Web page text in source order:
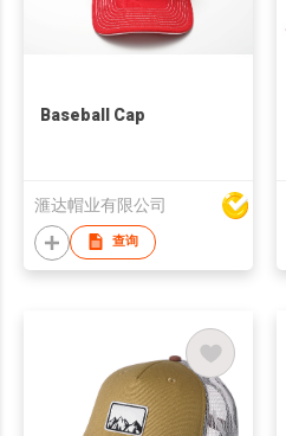
Baseball Cap
滙达帽业有限公司
查询